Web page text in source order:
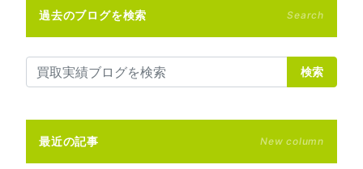
過去のブログを検索 Search
検索
最近の記事 New column